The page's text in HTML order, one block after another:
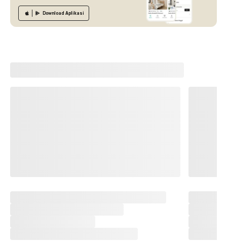
Download Aplikasi